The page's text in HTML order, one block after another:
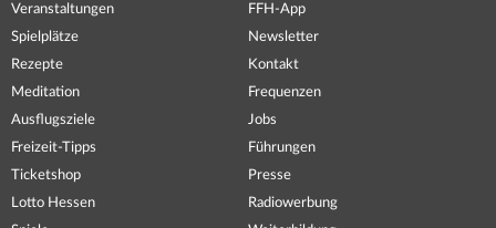
Veranstaltungen
Spielplätze
Rezepte
Meditation
Ausflugsziele
Freizeit-Tipps
Ticketshop
Lotto Hessen
FFH-App
Newsletter
Kontakt
Frequenzen
Jobs
Führungen
Presse
Radiowerbung